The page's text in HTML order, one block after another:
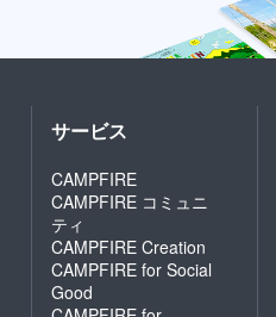
サービス
CAMPFIRE
CAMPFIRE コミュニ
ティ
CAMPFIRE Creation
CAMPFIRE for Social
Good